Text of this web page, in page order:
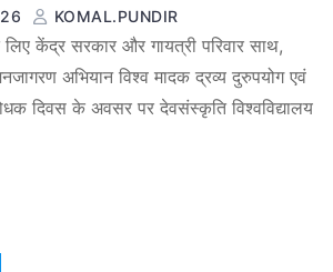
KOMAL.PUNDIR
केंद्र सरकार और गायत्री परिवार साथ,
अभियान विश्व मादक द्रव्य दुरुपयोग एवं
दिवस के अवसर पर देवसंस्कृति विश्वविद्यालय